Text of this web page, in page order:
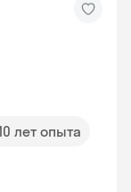
лет опыта